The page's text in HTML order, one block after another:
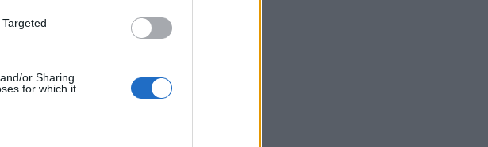
or Sharing
for which it
lapin
vous fasse
avant de